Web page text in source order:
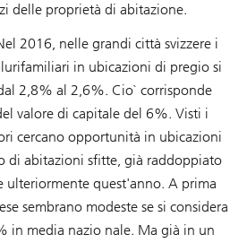
delle proprietà di abitazione.
2016, nelle grandi città svizzere i
in ubicazioni di pregio si
2,8% al 2,6%. Cio` corrisponde
valore di capitale del 6%. Visti i
cercano opportunità in ubicazioni
di abitazioni sfitte, già raddoppiato
ulteriormente quest'anno. A prima
sembrano modeste se si considera
in media nazio nale. Ma già in un